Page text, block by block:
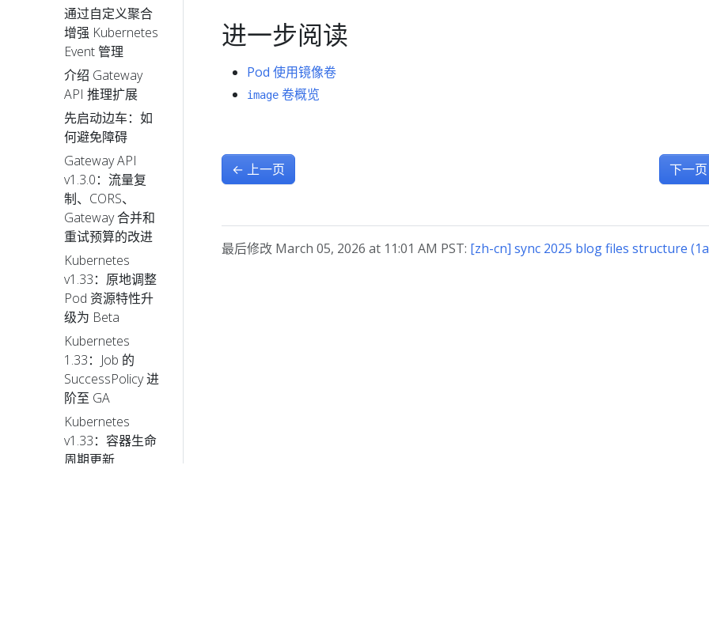
通过自定义聚合
增强 Kubernetes
Event 管理
介绍 Gateway
API 推理扩展
先启动边车：如
何避免障碍
Gateway API
v1.3.0：流量复
制、CORS、
Gateway 合并和
重试预算的改进
Kubernetes
v1.33：原地调整
Pod 资源特性升
级为 Beta
Kubernetes
1.33：Job 的
SuccessPolicy 进
阶至 GA
Kubernetes
v1.33：容器生命
周期更新
进一步阅读
Pod 使用镜像卷
image 卷概览
← 上一页 下一页
最后修改 March 05, 2026 at 11:01 AM PST: [zh-cn] sync 2025 blog files structure